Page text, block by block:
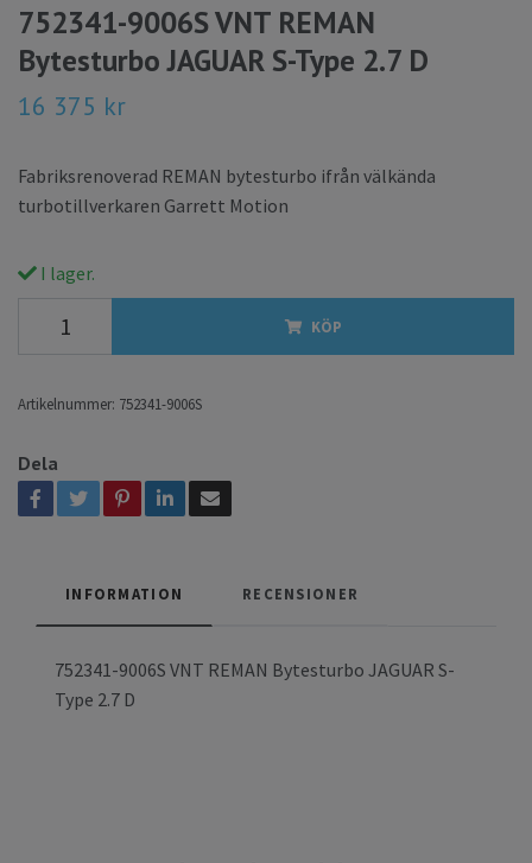
752341-9006S VNT REMAN
Bytesturbo JAGUAR S-Type 2.7 D
16 375 kr
Fabriksrenoverad REMAN bytesturbo ifrån välkända
turbotillverkaren Garrett Motion
I lager.
KÖP
Artikelnummer: 752341-9006S
Dela
INFORMATION RECENSIONER
752341-9006S VNT REMAN Bytesturbo JAGUAR S-
Type 2.7 D